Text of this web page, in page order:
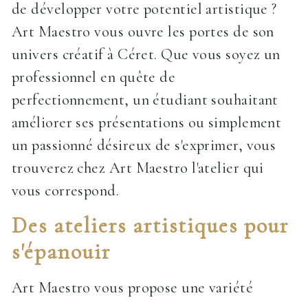
de développer votre potentiel artistique ?
Art Maestro vous ouvre les portes de son
univers créatif à Céret. Que vous soyez un
professionnel en quête de
perfectionnement, un étudiant souhaitant
améliorer ses présentations ou simplement
un passionné désireux de s'exprimer, vous
trouverez chez Art Maestro l'atelier qui
vous correspond.
Des ateliers artistiques pour
s'épanouir
Art Maestro vous propose une variété